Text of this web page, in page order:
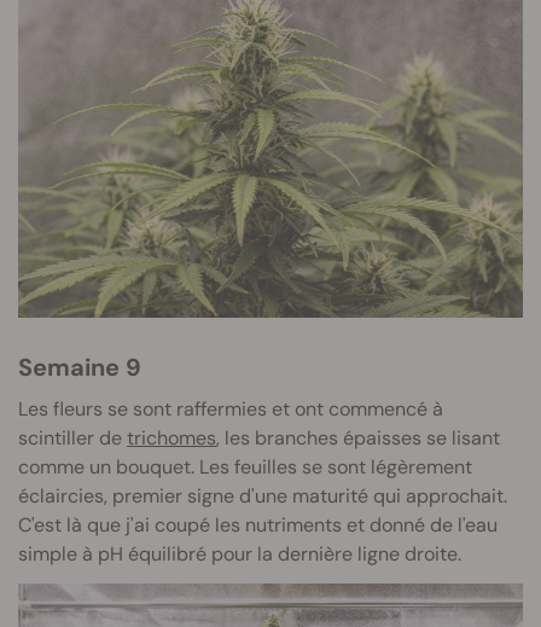
Semaine 9
Les fleurs se sont raffermies et ont commencé à
scintiller detrichomes, les branches épaisses se lisant
comme un bouquet. Les feuilles se sont légèrement
éclaircies, premier signe d'une maturité qui approchait.
C'est là que j'ai coupé les nutriments et donné de l'eau
simple à pH équilibré pour la dernière ligne droite.